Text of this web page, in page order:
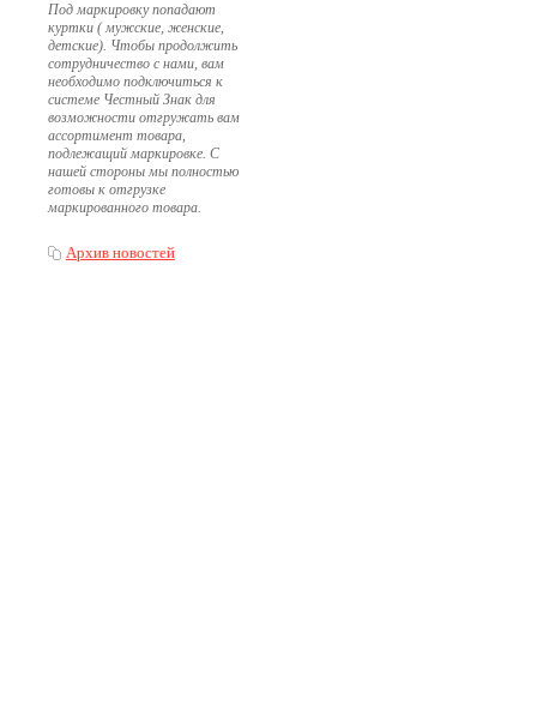
Под маркировку попадают
куртки ( мужские, женские,
детские). Чтобы продолжить
сотрудничество с нами, вам
необходимо подключиться к
системе Честный Знак для
возможности отгружать вам
ассортимент товара,
подлежащий маркировке. С
нашей стороны мы полностью
готовы к отгрузке
маркированного товара.
Архив новостей